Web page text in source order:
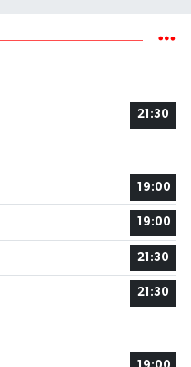
21:30
19:00
19:00
21:30
21:30